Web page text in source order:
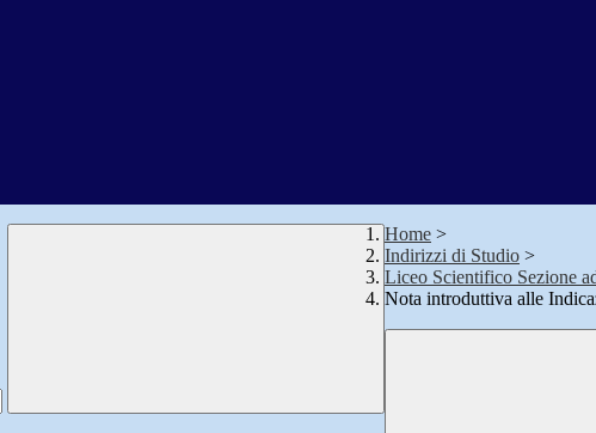
Home >
Indirizzi di Studio >
Liceo Scientifico Sezione
Nota introduttiva alle